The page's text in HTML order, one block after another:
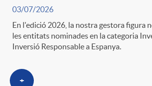
03/07/2026
En l'edició 2026, la nostra gestora figura
les entitats nominades en la categoria
Inversió Responsable a Espanya.
+